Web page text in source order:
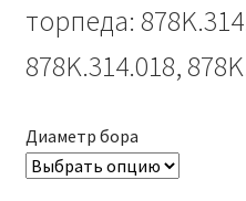
–
торпеда:
878K.314.018,
Диаметр бора